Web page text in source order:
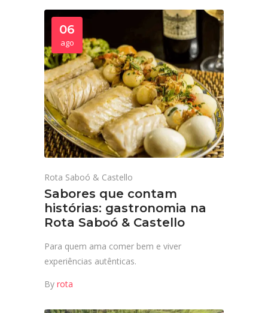
06
ago
Rota Saboó & Castello
Sabores que contam
histórias: gastronomia na
Rota Saboó & Castello
Para quem ama comer bem e viver
experiências autênticas.
By rota